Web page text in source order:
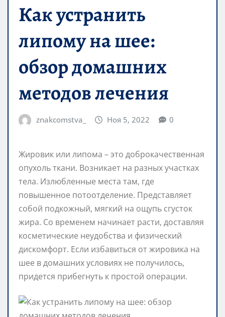
Как устранить
липому на шее:
обзор домашних
методов лечения
znakcomstva_ Ноя 5, 2022 0
Жировик или липома – это доброкачественная
опухоль ткани. Возникает на разных участках
тела. Излюбленные места там, где
повышенное потоотделение. Представляет
собой подкожный, мягкий на ощупь сгусток
жира. Со временем начинает расти, доставляя
косметические неудобства и физический
дискомфорт. Если избавиться от жировика на
шее в домашних условиях не получилось,
придется прибегнуть к простой операции.